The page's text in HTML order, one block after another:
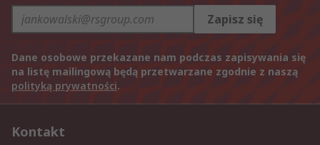
Zapisz się
Dane osobowe przekazane nam podczas zapisywania się
na listę mailingową będą przetwarzane zgodnie z naszą
polityką prywatności.
Kontakt